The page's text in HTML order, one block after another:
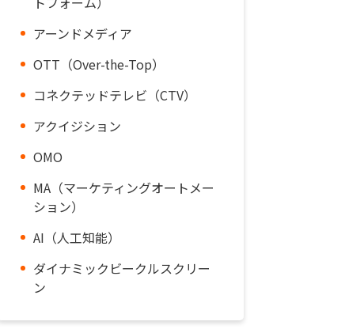
アーンドメディア
OTT（Over-the-Top）
コネクテッドテレビ（CTV）
アクイジション
OMO
MA（マーケティングオートメー
ション）
AI（人工知能）
ダイナミックビークルスクリー
ン